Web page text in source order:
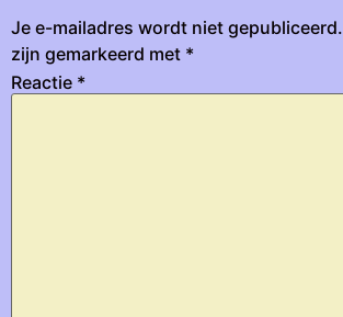
Je e-mailadres wordt niet gepubliceerd.
zijn gemarkeerd met *
Reactie *